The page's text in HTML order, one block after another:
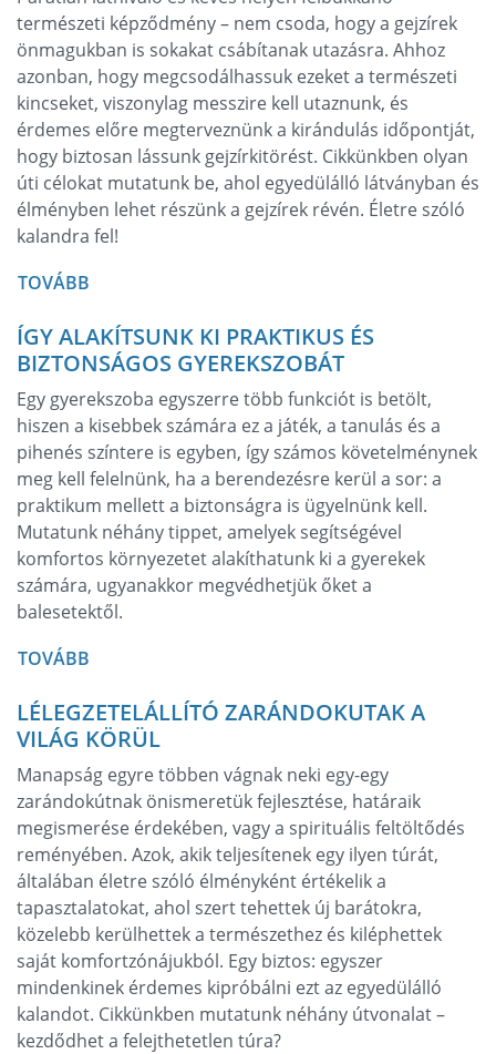
természeti képződmény – nem csoda, hogy a gejzírek
önmagukban is sokakat csábítanak utazásra. Ahhoz
azonban, hogy megcsodálhassuk ezeket a természeti
kincseket, viszonylag messzire kell utaznunk, és
érdemes előre megterveznünk a kirándulás időpontját,
hogy biztosan lássunk gejzírkitörést. Cikkünkben olyan
úti célokat mutatunk be, ahol egyedülálló látványban és
élményben lehet részünk a gejzírek révén. Életre szóló
kalandra fel!
TOVÁBB
ÍGY ALAKÍTSUNK KI PRAKTIKUS ÉS
BIZTONSÁGOS GYEREKSZOBÁT
Egy gyerekszoba egyszerre több funkciót is betölt,
hiszen a kisebbek számára ez a játék, a tanulás és a
pihenés színtere is egyben, így számos követelménynek
meg kell felelnünk, ha a berendezésre kerül a sor: a
praktikum mellett a biztonságra is ügyelnünk kell.
Mutatunk néhány tippet, amelyek segítségével
komfortos környezetet alakíthatunk ki a gyerekek
számára, ugyanakkor megvédhetjük őket a
balesetektől.
TOVÁBB
LÉLEGZETELÁLLÍTÓ ZARÁNDOKUTAK A
VILÁG KÖRÜL
Manapság egyre többen vágnak neki egy-egy
zarándokútnak önismeretük fejlesztése, határaik
megismerése érdekében, vagy a spirituális feltöltődés
reményében. Azok, akik teljesítenek egy ilyen túrát,
általában életre szóló élményként értékelik a
tapasztalatokat, ahol szert tehettek új barátokra,
közelebb kerülhettek a természethez és kiléphettek
saját komfortzónájukból. Egy biztos: egyszer
mindenkinek érdemes kipróbálni ezt az egyedülálló
kalandot. Cikkünkben mutatunk néhány útvonalat –
kezdődhet a felejthetetlen túra?